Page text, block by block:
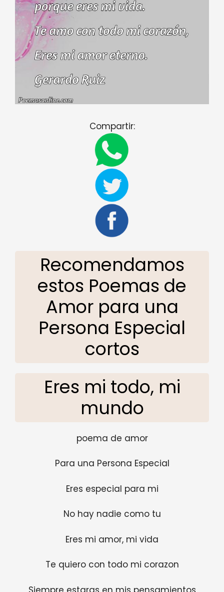
Compartir:
Recomendamos
estos Poemas de
Amor para una
Persona Especial
cortos
Eres mi todo, mi
mundo
poema de amor
Para una Persona Especial
Eres especial para mi
No hay nadie como tu
Eres mi amor, mi vida
Te quiero con todo mi corazon